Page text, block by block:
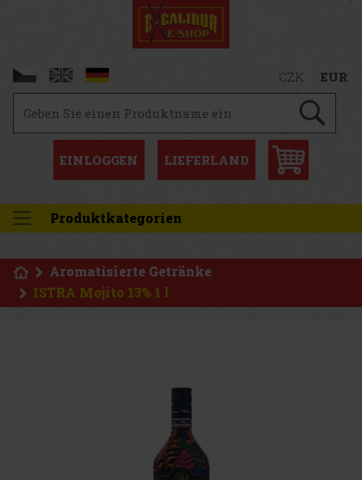
CZK EUR
EINLOGGEN LIEFERLAND
Produktkategorien
Aromatisierte Getränke
ISTRA Mojito 13% 1 l